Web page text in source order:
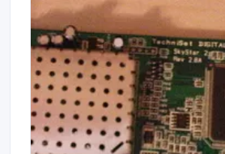
выполнении как повседневных, так и
требовательных компьютерных